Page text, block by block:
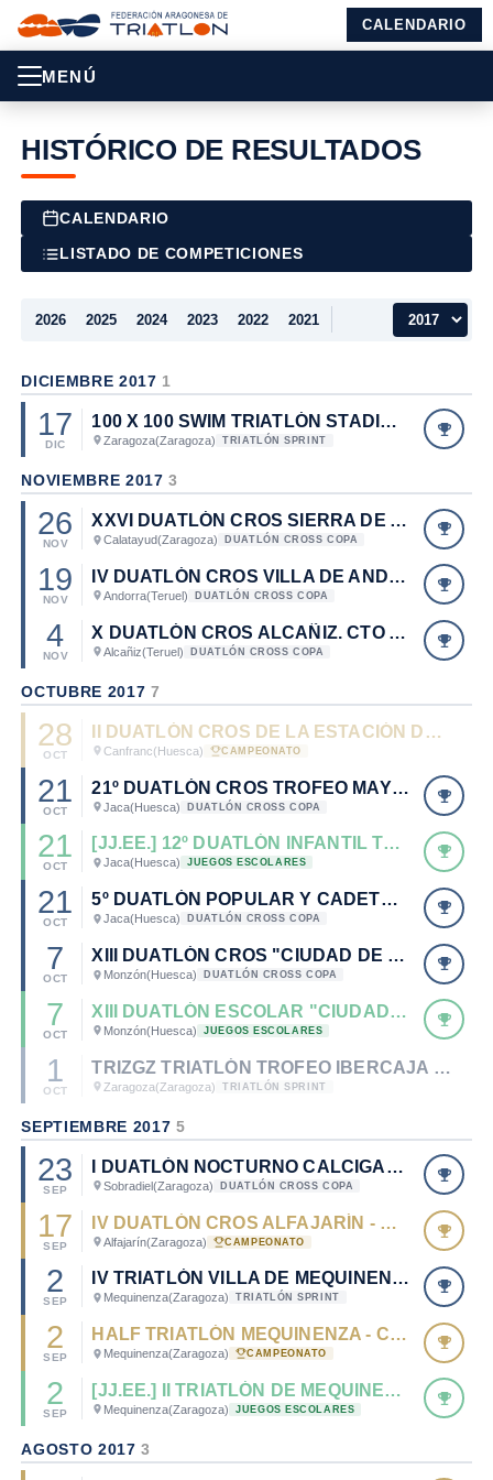
CALENDARIO
MENÚ
HISTÓRICO DE RESULTADOS
CALENDARIO
LISTADO DE COMPETICIONES
2026 2025 2024 2023 2022 2021
DICIEMBRE 2017 1
17
DIC
100 X 100 SWIM TRIATLÓN STADIUM CASABLANCA
Zaragoza(Zaragoza) TRIATLÓN SPRINT
NOVIEMBRE 20173
26
NOV
XXVI DUATLÓN CROS SIERRA DE ARMANTES
Calatayud(Zaragoza) DUATLÓN CROSS COPA
19
NOV
IV DUATLÓN CROS VILLA DE ANDORRA
Andorra(Teruel) DUATLÓN CROSS COPA
4
NOV
X DUATLÓN CROS ALCAÑIZ. CTO ARAGÓN DUATLÓN CROS CADETE 2017.
Alcañiz(Teruel) DUATLÓN CROSS COPA
OCTUBRE 20177
28
OCT
II DUATLÓN CROS DE LA ESTACIÓN DE CANFRANC - CTO. ARAGÓN DUATLÓN CROS CADETE
Canfranc(Huesca) CAMPEONATO
21
OCT
21º DUATLÓN CROS TROFEO MAYENCOS
Jaca(Huesca) DUATLÓN CROSS COPA
21
OCT
[JJ.EE.] 12º DUATLÓN INFANTIL TROFEO MAYENCOS
Jaca(Huesca) JUEGOS ESCOLARES
21
OCT
5º DUATLÓN POPULAR Y CADETE PEÑA ENTADEBÁN
Jaca(Huesca) DUATLÓN CROSS COPA
7
OCT
XIII DUATLÓN CROS "CIUDAD DE MONZÓN"
Monzón(Huesca) DUATLÓN CROSS COPA
7
OCT
XIII DUATLÓN ESCOLAR "CIUDAD DE MONZÓN"
Monzón(Huesca) JUEGOS ESCOLARES
1
OCT
TRIZGZ TRIATLÓN TROFEO IBERCAJA - CIUDAD DE ZARAGOZA
Zaragoza(Zaragoza) TRIATLÓN SPRINT
SEPTIEMBRE 20175
23
SEP
I DUATLÓN NOCTURNO CALCIGADA SOBRADIEL
Sobradiel(Zaragoza) DUATLÓN CROSS COPA
17
SEP
IV DUATLÓN CROS ALFAJARÍN - CTO. ARAGÓN DE DUATLÓN CROS 2017
Alfajarín(Zaragoza) CAMPEONATO
2
SEP
IV TRIATLÓN VILLA DE MEQUINENZA - TRI LA MINA
Mequinenza(Zaragoza) TRIATLÓN SPRINT
2
SEP
HALF TRIATLÓN MEQUINENZA - CTO. ARAGÓN DE TRIATLÓN LD 2017
Mequinenza(Zaragoza) CAMPEONATO
2
SEP
[JJ.EE.] II TRIATLÓN DE MEQUINENZA KIDS JJEE
Mequinenza(Zaragoza) JUEGOS ESCOLARES
AGOSTO 20173